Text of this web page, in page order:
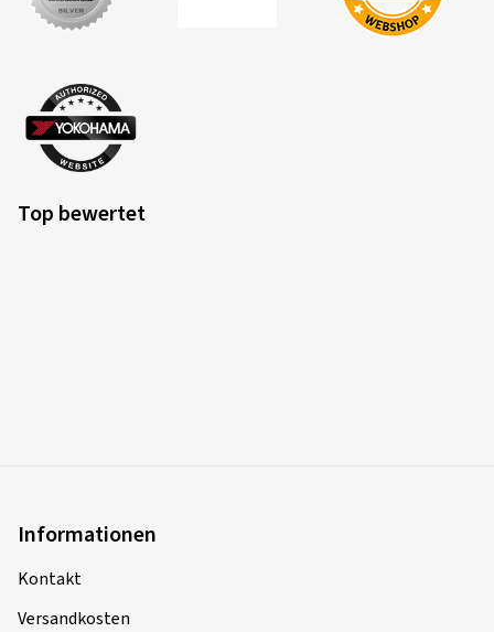
Top bewertet
Informationen
Kontakt
Versandkosten